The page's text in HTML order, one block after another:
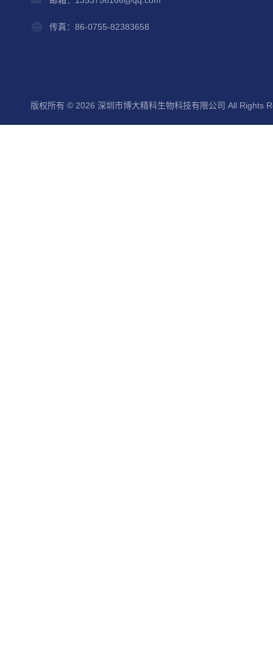
传真：86-0755-82383658
版权所有 © 2026 深圳市博大精科生物科技有限公司 All Rights